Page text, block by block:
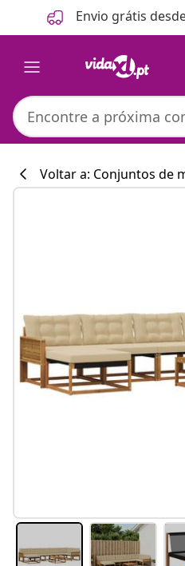
Anterior
Seguinte Envio grátis
Voltar a: Conjuntos de